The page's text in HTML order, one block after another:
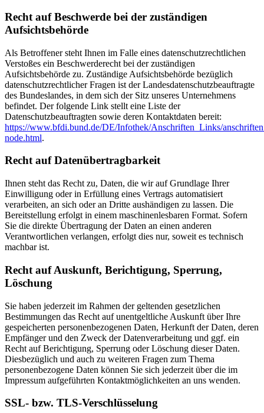
Recht auf Beschwerde bei der zuständigen
Aufsichtsbehörde
Als Betroffener steht Ihnen im Falle eines datenschutzrechtlichen
Verstoßes ein Beschwerderecht bei der zuständigen
Aufsichtsbehörde zu. Zuständige Aufsichtsbehörde bezüglich
datenschutzrechtlicher Fragen ist der Landesdatenschutzbeauftragte
des Bundeslandes, in dem sich der Sitz unseres Unternehmens
befindet. Der folgende Link stellt eine Liste der
Datenschutzbeauftragten sowie deren Kontaktdaten bereit:
https://www.bfdi.bund.de/DE/Infothek/Anschriften_Links/
node.html.
Recht auf Datenübertragbarkeit
Ihnen steht das Recht zu, Daten, die wir auf Grundlage Ihrer
Einwilligung oder in Erfüllung eines Vertrags automatisiert
verarbeiten, an sich oder an Dritte aushändigen zu lassen. Die
Bereitstellung erfolgt in einem maschinenlesbaren Format. Sofern
Sie die direkte Übertragung der Daten an einen anderen
Verantwortlichen verlangen, erfolgt dies nur, soweit es technisch
machbar ist.
Recht auf Auskunft, Berichtigung, Sperrung,
Löschung
Sie haben jederzeit im Rahmen der geltenden gesetzlichen
Bestimmungen das Recht auf unentgeltliche Auskunft über Ihre
gespeicherten personenbezogenen Daten, Herkunft der Daten, deren
Empfänger und den Zweck der Datenverarbeitung und ggf. ein
Recht auf Berichtigung, Sperrung oder Löschung dieser Daten.
Diesbezüglich und auch zu weiteren Fragen zum Thema
personenbezogene Daten können Sie sich jederzeit über die im
Impressum aufgeführten Kontaktmöglichkeiten an uns wenden.
SSL- bzw. TLS-Verschlüsselung